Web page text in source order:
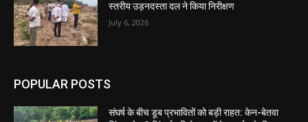
स्तरीय उड़नदस्ता दल ने किया निरीक्षण
July 6, 2026
POPULAR POSTS
संघर्ष के बीच डूब प्रभावितों को बड़ी राहत: केन-बेतवा